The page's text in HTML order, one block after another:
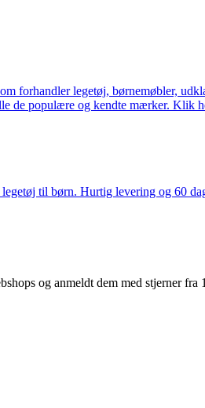
forhandler legetøj, børnemøbler,
de populære og kendte mærker. Klik
til børn. Hurtig levering og 60
og anmeldt dem med stjerner